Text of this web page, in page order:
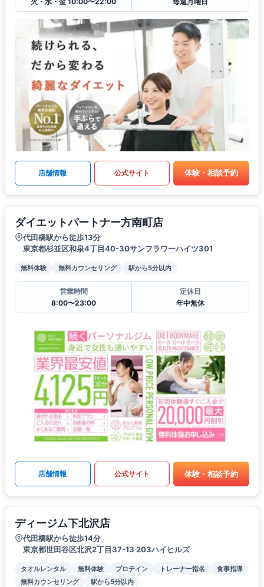
店舗情報 公式サイト 体験・相談予約
ダイエットパートナー方南町店
代田橋駅から徒歩13分
東京都杉並区和泉4丁目40-30サンフラワーハイツ301
無料体験 無料カウンセリング 駅から5分以内
営業時間
8:00〜23:00
定休日
年中無休
店舗情報 公式サイト 体験・相談予約
ディージム下北沢店
代田橋駅から徒歩14分
東京都世田谷区北沢2丁目37-13 203ハイヒルズ
タオルレンタル 無料体験 プロテイン トレーナー指名
食事指導
無料カウンセリング
駅から5分以内